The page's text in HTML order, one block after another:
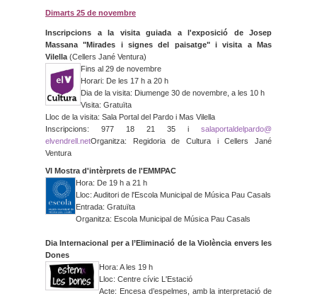
Dimarts 25 de novembre
Inscripcions a la visita guiada a l'exposició de Josep
Massana "Mirades i signes del paisatge" i visita a Mas
Vilella (Cellers Jané Ventura)
Fins al 29 de novembre
Horari: De les 17 h a 20 h
Dia de la visita: Diumenge 30 de novembre, a les 10 h
Visita: Gratuïta
Lloc de la visita: Sala Portal del Pardo i Mas Vilella
Inscripcions: 977 18 21 35 i salaportaldelpardo@
elvendrell.netOrganitza: Regidoria de Cultura i Cellers Jané
Ventura
VI Mostra d'intèrprets de l'EMMPAC
Hora: De 19 h a 21 h
Lloc: Auditori de l'Escola Municipal de Música Pau Casals
Entrada: Gratuïta
Organitza: Escola Municipal de Música Pau Casals
Dia Internacional per a l’Eliminació de la Violència envers les
Dones
Hora: A les 19 h
Lloc: Centre cívic L'Estació
Acte: Encesa d’espelmes, amb la interpretació de